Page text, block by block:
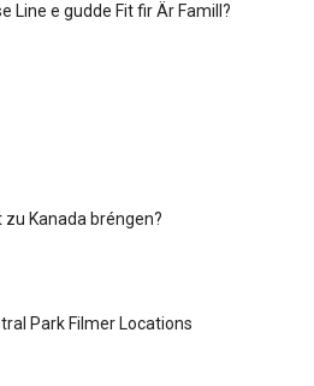
Line e gudde Fit fir Är Famill?
zu Kanada bréngen?
Park Filmer Locations